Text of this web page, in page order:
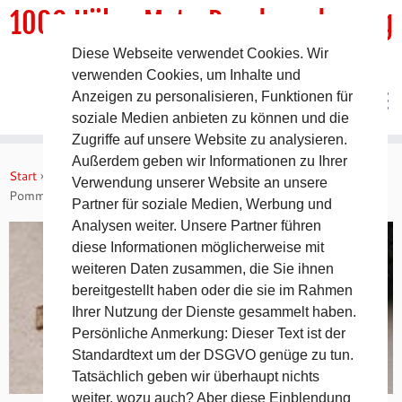
Inhalt
springen
1000 HöhenMeterRundwanderweg
DER Rundwanderweg um Pommelsbrunn
Start » Gastronomie » Gastronomie im NaturFreundeHaus
Pommelsbrunn
Diese Webseite verwendet Cookies. Wir
verwenden Cookies, um Inhalte und
Anzeigen zu personalisieren, Funktionen für
soziale Medien anbieten zu können und die
Zugriffe auf unsere Website zu analysieren.
Außerdem geben wir Informationen zu Ihrer
Verwendung unserer Website an unsere
Partner für soziale Medien, Werbung und
Analysen weiter. Unsere Partner führen
diese Informationen möglicherweise mit
weiteren Daten zusammen, die Sie ihnen
bereitgestellt haben oder die sie im Rahmen
Ihrer Nutzung der Dienste gesammelt haben.
Persönliche Anmerkung: Dieser Text ist der
Standardtext um der DSGVO genüge zu tun.
Tatsächlich geben wir überhaupt nichts
weiter, wozu auch? Aber diese Einblendung